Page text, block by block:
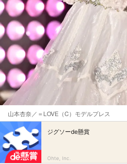
山本杏奈／＝LOVE（C）モデルプレス
ジグソーde懸賞
Ohte, Inc.